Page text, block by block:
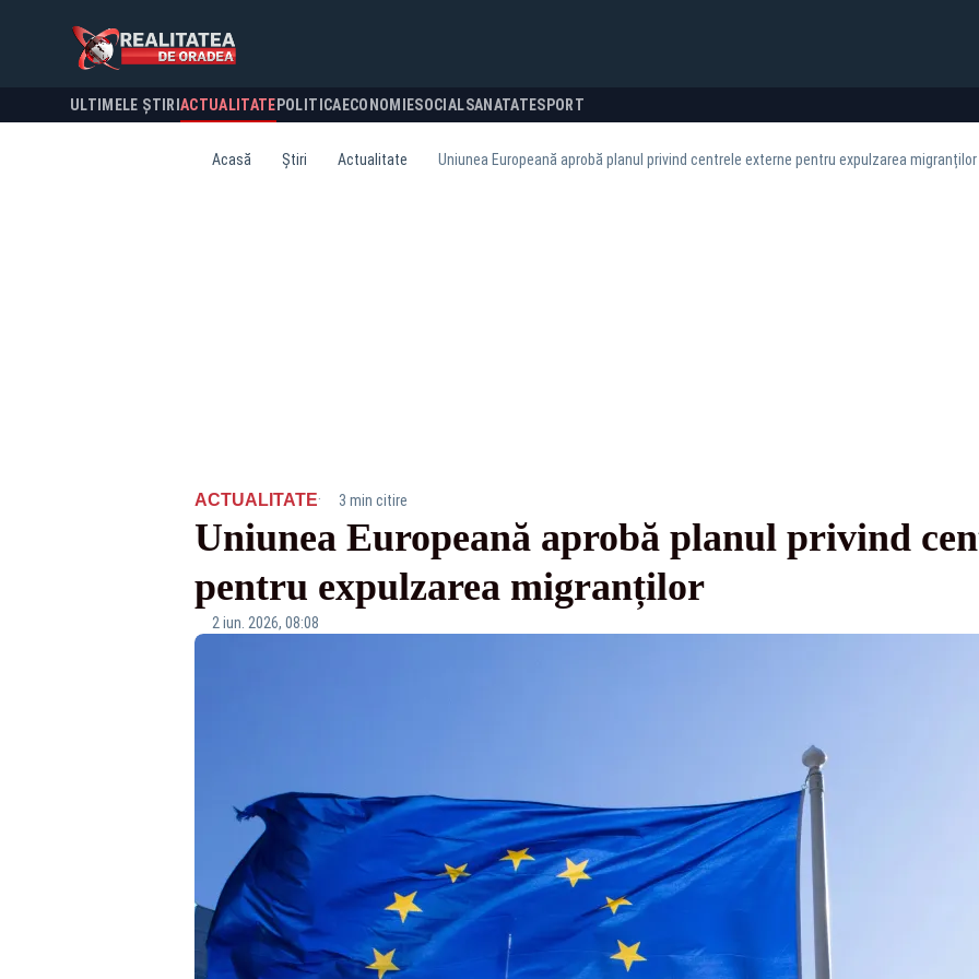
ULTIMELE ȘTIRI ACTUALITATE POLITICA ECONOMIESOCIALSANATATESPORT
Acasă Știri Actualitate Uniunea Europeană aprobă planul privind centrele externe pentru expulzarea migranților
ACTUALITATE· 3 min citire
Uniunea Europeană aprobă planul privind
pentru expulzarea migranților
2 iun. 2026, 08:08